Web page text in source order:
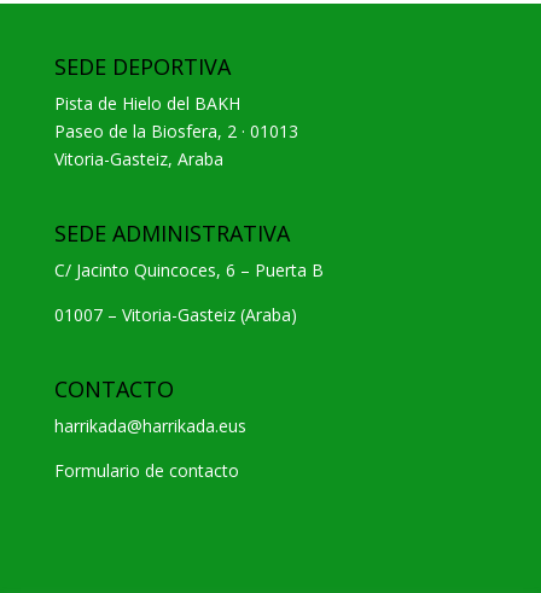
SEDE DEPORTIVA
Pista de Hielo del BAKH
Paseo de la Biosfera, 2 · 01013
Vitoria-Gasteiz, Araba
SEDE ADMINISTRATIVA
C/ Jacinto Quincoces, 6 – Puerta B
01007 – Vitoria-Gasteiz (Araba)
CONTACTO
harrikada@harrikada.eus
Formulario de contacto